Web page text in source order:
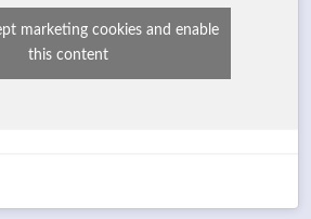
marketing cookies and enable
this content